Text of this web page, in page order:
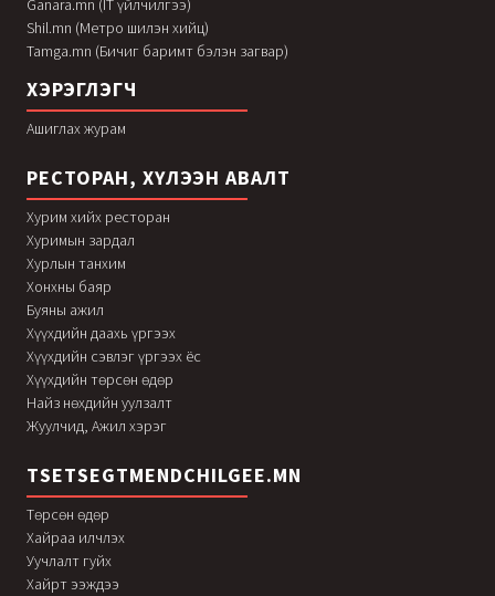
Ganara.mn (IT үйлчилгээ)
Shil.mn (Метро шилэн хийц)
Tamga.mn (Бичиг баримт бэлэн загвар)
ХЭРЭГЛЭГЧ
Ашиглах журам
РЕСТОРАН, ХҮЛЭЭН АВАЛТ
Хурим хийх ресторан
Хуримын зардал
Хурлын танхим
Хонхны баяр
Буяны ажил
Хүүхдийн даахь үргээх
Хүүхдийн сэвлэг үргээх ёс
Хүүхдийн төрсөн өдөр
Найз нөхдийн уулзалт
Жуулчид, Ажил хэрэг
TSETSEGTMENDCHILGEE.MN
Төрсөн өдөр
Хайраа илчлэх
Уучлалт гуйх
Хайрт ээждээ